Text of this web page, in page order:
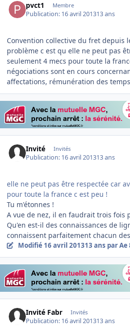
pvct1 Membre
Publication: 16 avril 201313 ans
Convention collective du fret depuis
problème c est qu elle ne peut pas
seulement 4 mecs pour toute la
négociations sont en cours
affectations, rémunération des
Invité Invités
Publication: 16 avril 201313 ans
elle ne peut pas être respectée car
pour toute la france c est peu !
Tu m'étonnes !
A vue de nez, il en faudrait trois fois
Qu'en est-il des connaissances de
connaissent parfaitement chacun
Modifié 16 avril 201313 ans par Ae
Invité Fabr Invités
Publication: 16 avril 201313 ans